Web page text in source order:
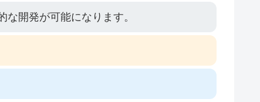
開発が可能になります。